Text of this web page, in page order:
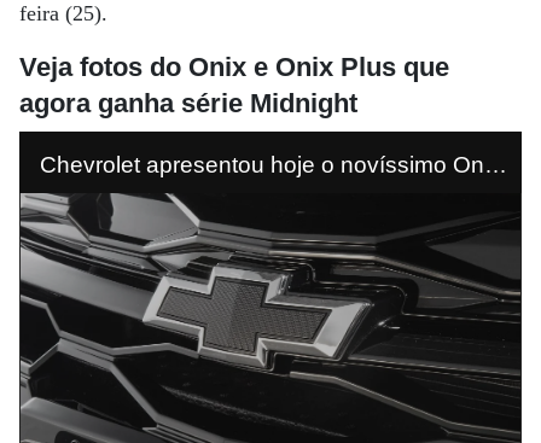
feira (25).
Veja fotos do Onix e Onix Plus que
agora ganha série Midnight
Chevrolet apresentou hoje o novíssimo Onix
Plus Midnight